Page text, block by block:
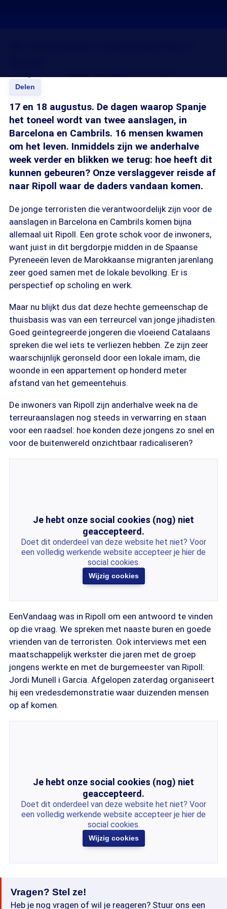
Delen
17 en 18 augustus. De dagen waarop Spanje
het toneel wordt van twee aanslagen, in
Barcelona en Cambrils. 16 mensen kwamen
om het leven. Inmiddels zijn we anderhalve
week verder en blikken we terug: hoe heeft dit
kunnen gebeuren? Onze verslaggever reisde af
naar Ripoll waar de daders vandaan komen.
De jonge terroristen die verantwoordelijk zijn voor de
aanslagen in Barcelona en Cambrils komen bijna
allemaal uit Ripoll. Een grote schok voor de inwoners,
want juist in dit bergdorpje midden in de Spaanse
Pyreneeën leven de Marokkaanse migranten jarenlang
zeer goed samen met de lokale bevolking. Er is
perspectief op scholing en werk.
Maar nu blijkt dus dat deze hechte gemeenschap de
thuisbasis was van een terreurcel van jonge jihadisten.
Goed geïntegreerde jongeren die vloeiend Catalaans
spreken die wel iets te verliezen hebben. Ze zijn zeer
waarschijnlijk geronseld door een lokale imam, die
woonde in een appartement op honderd meter
afstand van het gemeentehuis.
De inwoners van Ripoll zijn anderhalve week na de
terreuraanslagen nog steeds in verwarring en staan
voor een raadsel: hoe konden deze jongens zo snel en
voor de buitenwereld onzichtbaar radicaliseren?
Je hebt onze social cookies (nog) niet
geaccepteerd.
Doet dit onderdeel van deze website het niet? Voor
een volledig werkende website accepteer je hier de
social cookies.
Wijzig cookies
EenVandaag was in Ripoll om een antwoord te vinden
op die vraag. We spreken met naaste buren en goede
vrienden van de terroristen. Ook interviews met een
maatschappelijk werkster die jaren met de groep
jongens werkte en met de burgemeester van Ripoll:
Jordi Munell i Garcia. Afgelopen zaterdag organiseert
hij een vredesdemonstratie waar duizenden mensen
op af komen.
Je hebt onze social cookies (nog) niet
geaccepteerd.
Doet dit onderdeel van deze website het niet? Voor
een volledig werkende website accepteer je hier de
social cookies.
Wijzig cookies
Vragen? Stel ze!
Heb je nog vragen of wil je reageren? Stuur ons een